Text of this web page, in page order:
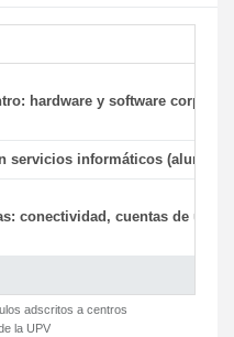
hardware y software
servicios informáticos (alumnos)
conectividad, cuentas de
adscritos a centros
la UPV